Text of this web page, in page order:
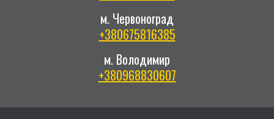
м. Червоноград
+380675816385
м. Володимир
+380968830607